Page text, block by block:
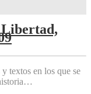
Libertad,
textos en los que se